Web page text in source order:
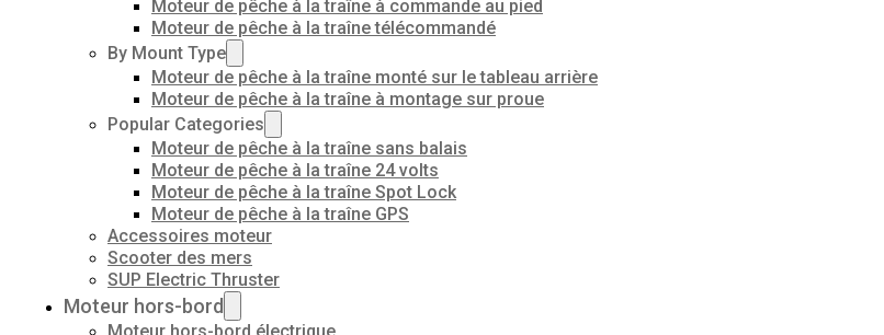
Moteur de pêche à la traîne à commande au pied
Moteur de pêche à la traîne télécommandé
By Mount Type
Moteur de pêche à la traîne monté sur le tableau arrière
Moteur de pêche à la traîne à montage sur proue
Popular Categories
Moteur de pêche à la traîne sans balais
Moteur de pêche à la traîne 24 volts
Moteur de pêche à la traîne Spot Lock
Moteur de pêche à la traîne GPS
Accessoires moteur
Scooter des mers
SUP Electric Thruster
Moteur hors-bord